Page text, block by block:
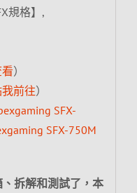
規格】,
）
前往）
SFX-
SFX-750M
拆解和測試了，本